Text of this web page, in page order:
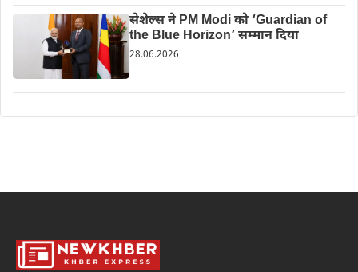
सेशेल्स ने PM Modi को ‘Guardian of
the Blue Horizon’ सम्मान दिया
28.06.2026